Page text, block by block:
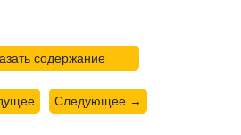
содержание
Следующее →